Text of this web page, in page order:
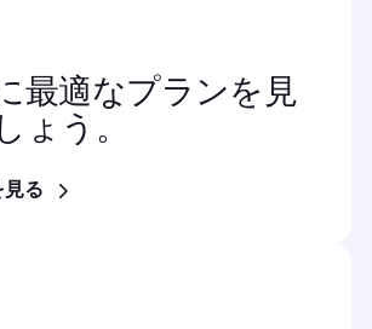
最適なプランを見
ょう。
見る